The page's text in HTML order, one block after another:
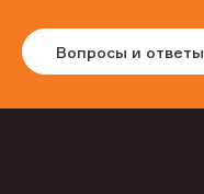
Вопросы и ответы